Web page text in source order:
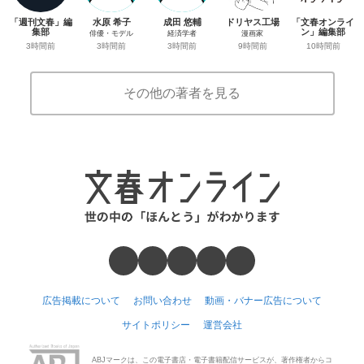
「週刊文春」編
集部
3時間前
水原 希子
俳優・モデル
3時間前
成田 悠輔
経済学者
3時間前
ドリヤス工場
漫画家
9時間前
「文春オンライ
ン」編集部
10時間前
その他の著者を見る
広告掲載について お問い合わせ 動画・バナー広告について
サイトポリシー 運営会社
ABJマークは、この電子書店・電子書籍配信サービスが、著作権者からコ